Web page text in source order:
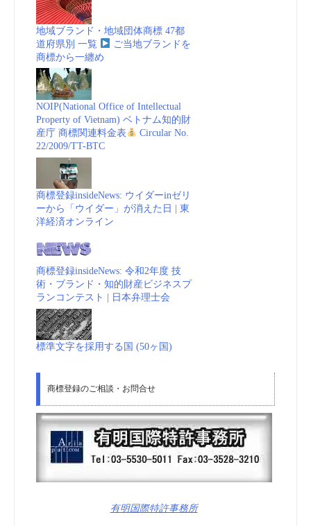
地域ブランド・地域団体商標 47都
道府県別 一覧
ご当地ブランドを
商標から一纏め
NOIP(National Office of Intellectual
Property of Vietnam) ベトナム知的財
産庁 商標関連料金表
Circular No.
22/2009/TT-BTC
商標登録insideNews: ウイダーinゼリ
ーから「ウイダー」が消えた日 | 東
洋経済オンライン
商標登録insideNews: 令和2年度 技
術・ブランド・知的財産ビジネスプ
ランコンテスト | 日本弁理士会
標準文字を採用する国 (50ヶ国)
商標登録のご相談・お問合せ
有明国際特許事務所